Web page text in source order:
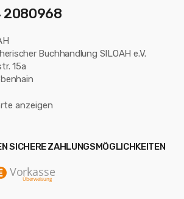
2080968
Buchhandlung SILOAH e.V.
15a
anzeigen
SICHERE ZAHLUNGSMÖGLICHKEITEN